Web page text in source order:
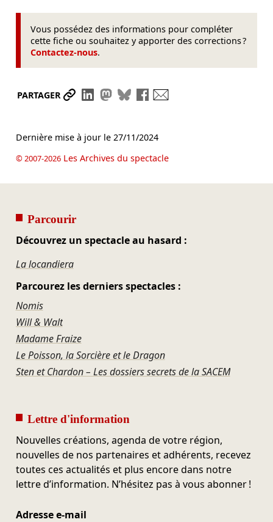
Vous possédez des informations pour compléter
cette fiche ou souhaitez y apporter des corrections ?
Contactez-nous.
PARTAGER Partager le lien
Partager sur LinkedIn
Partager sur Mastodon
Partager sur Bluesky
Partager sur Facebook
Dernière mise à jour le 27/11/2024
© 2007-2026Les Archives du spectacle
Parcourir
Découvrez un spectacle au hasard :
La locandiera
Parcourez les derniers spectacles :
Nomis
Will & Walt
Madame Fraize
Le Poisson, la Sorcière et le Dragon
Sten et Chardon – Les dossiers secrets de la SACEM
Lettre d'information
Nouvelles créations, agenda de votre région,
nouvelles de nos partenaires et adhérents, recevez
toutes ces actualités et plus encore dans notre
lettre d’information. N’hésitez pas à vous abonner !
Adresse e-mail